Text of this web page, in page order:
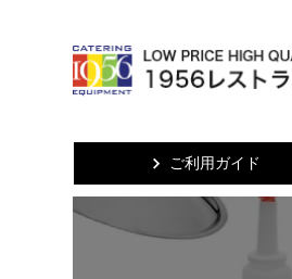
ご利用ガイド